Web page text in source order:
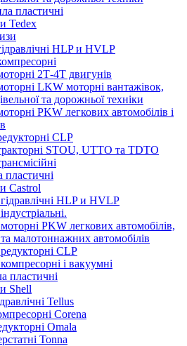
пластичні
Tedex
HLP и HVLP
2Т-4Т двигунів
LKW моторні вантажівок,
та дорожньої техніки
PKW легкових автомобілів і
CLP
STOU, UTTO та TDTO
пластичні
Castrol
HLP и HVLP
PKW легкових автомобілів,
малотоннажних автомобілів
CLP
і вакуумні
пластичні
Shell
Tellus
Corena
Omala
Tonna